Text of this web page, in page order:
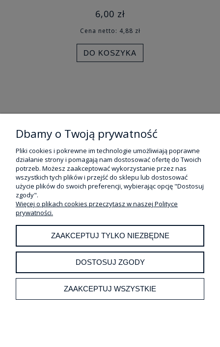
6,00 zł
Cena netto: 4,88 zł
DO KOSZYKA
SEKUNDENKLEBER KLEJ SZYBKOWIĄŻĄCY
10ML
32,00 zł
Dbamy o Twoją prywatność
Pliki cookies i pokrewne im technologie umożliwiają poprawne
działanie strony i pomagają nam dostosować ofertę do Twoich
potrzeb. Możesz zaakceptować wykorzystanie przez nas
wszystkich tych plików i przejść do sklepu lub dostosować
użycie plików do swoich preferencji, wybierając opcję "Dostosuj
zgody".
Więcej o plikach cookies przeczytasz w naszej Polityce
prywatności.
ZAAKCEPTUJ TYLKO NIEZBĘDNE
DOSTOSUJ ZGODY
ZAAKCEPTUJ WSZYSTKIE